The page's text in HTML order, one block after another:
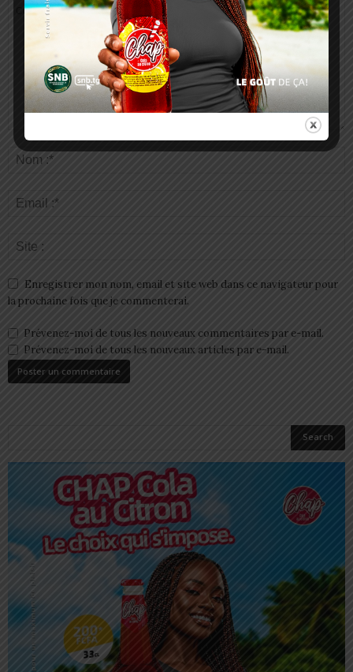
Enregistrer mon nom, email et site web dans ce navigateur pour
la prochaine fois que je commenterai.
Prévenez-moi de tous les nouveaux commentaires par e-mail.
Prévenez-moi de tous les nouveaux articles par e-mail.